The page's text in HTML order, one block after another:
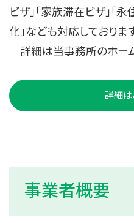
ビザ」「家族滞在ビザ」「
化」なども対応しております
詳細は当事務所のホー
詳細は
事業者概要